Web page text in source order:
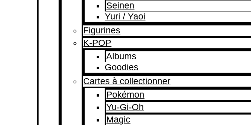
Seinen
Yuri / Yaoi
Figurines
K-POP
Albums
Goodies
Cartes à collectionner
Pokémon
Yu-Gi-Oh
Magic